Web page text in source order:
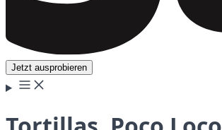
Jetzt ausprobieren